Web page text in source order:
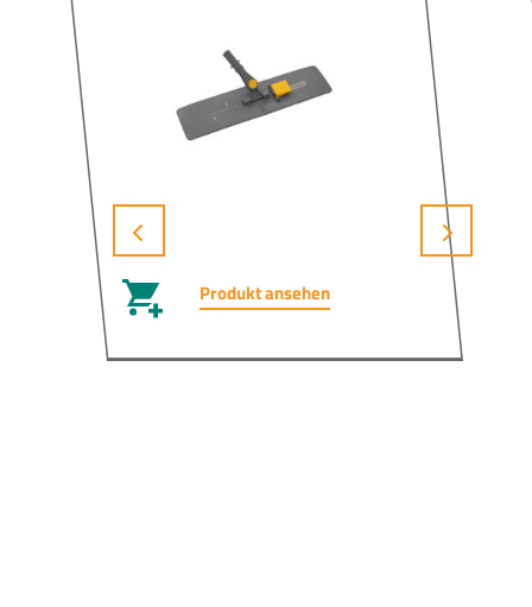
Produkt ansehen